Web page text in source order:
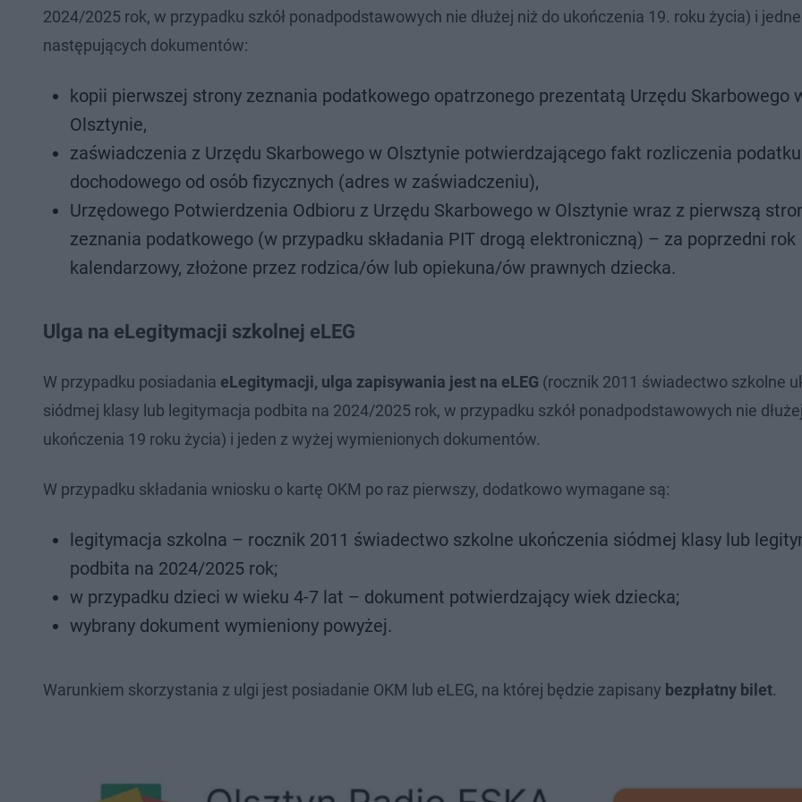
2024/2025 rok, w przypadku szkół ponadpodstawowych nie dłużej niż do ukończenia 19. roku życia) i
następujących dokumentów:
kopii pierwszej strony zeznania podatkowego opatrzonego prezentatą Urzędu Skarbowego
Olsztynie,
zaświadczenia z Urzędu Skarbowego w Olsztynie potwierdzającego fakt rozliczenia podatku
dochodowego od osób fizycznych (adres w zaświadczeniu),
Urzędowego Potwierdzenia Odbioru z Urzędu Skarbowego w Olsztynie wraz z pierwszą
zeznania podatkowego (w przypadku składania PIT drogą elektroniczną) – za poprzedni rok
kalendarzowy, złożone przez rodzica/ów lub opiekuna/ów prawnych dziecka.
Ulga na eLegitymacji szkolnej eLEG
W przypadku posiadania eLegitymacji, ulga zapisywania jest na eLEG (rocznik 2011 świadectwo szkolne
siódmej klasy lub legitymacja podbita na 2024/2025 rok, w przypadku szkół ponadpodstawowych nie
ukończenia 19 roku życia) i jeden z wyżej wymienionych dokumentów.
W przypadku składania wniosku o kartę OKM po raz pierwszy, dodatkowo wymagane są:
legitymacja szkolna – rocznik 2011 świadectwo szkolne ukończenia siódmej klasy lub
podbita na 2024/2025 rok;
w przypadku dzieci w wieku 4-7 lat – dokument potwierdzający wiek dziecka;
wybrany dokument wymieniony powyżej.
Warunkiem skorzystania z ulgi jest posiadanie OKM lub eLEG, na której będzie zapisany bezpłatny bilet.